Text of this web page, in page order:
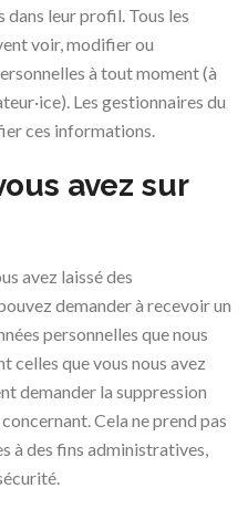
dans leur profil. Tous les
voir, modifier ou
à tout moment (à
Les gestionnaires du
ces informations.
avez sur
avez laissé des
demander à recevoir un
personnelles que nous
celles que vous nous avez
demander la suppression
Cela ne prend pas
à des fins administratives,